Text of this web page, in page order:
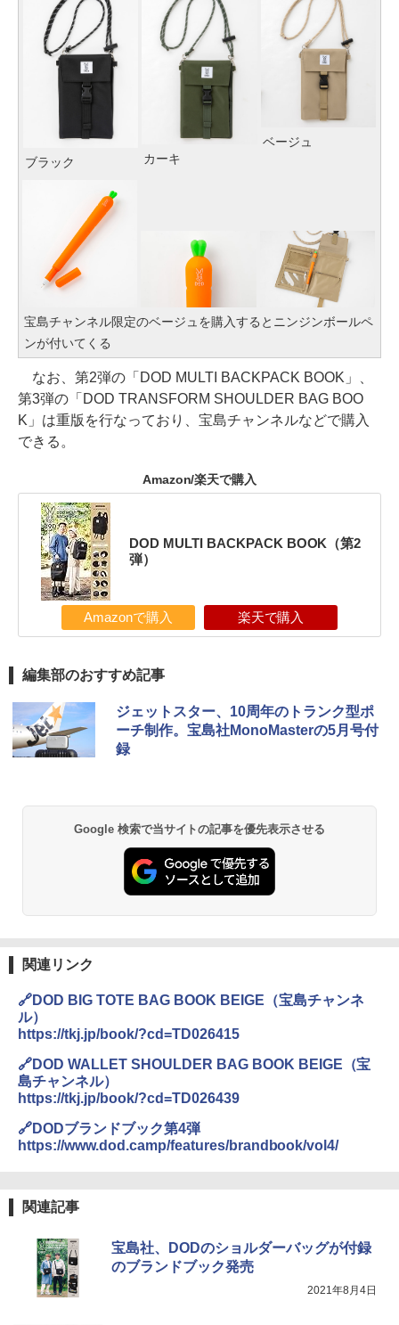
ブラック カーキ
ベージュ
宝島チャンネル限定のベージュを購入するとニンジンボールペ
ンが付いてくる
なお、第2弾の「DOD MULTI BACKPACK BOOK」、
第3弾の「DOD TRANSFORM SHOULDER BAG BOO
K」は重版を行なっており、宝島チャンネルなどで購入
できる。
Amazon/楽天で購入
DOD MULTI BACKPACK BOOK（第2
弾）
Amazonで購入 楽天で購入
編集部のおすすめ記事
ジェットスター、10周年のトランク型ポ
ーチ制作。宝島社MonoMasterの5月号付
録
Google 検索で当サイトの記事を優先表示させる
関連リンク
🔗DOD BIG TOTE BAG BOOK BEIGE（宝島チャンネ
ル）
https://tkj.jp/book/?cd=TD026415
🔗DOD WALLET SHOULDER BAG BOOK BEIGE（宝
島チャンネル）
https://tkj.jp/book/?cd=TD026439
🔗DODブランドブック第4弾
https://www.dod.camp/features/brandbook/vol4/
関連記事
宝島社、DODのショルダーバッグが付録
のブランドブック発売
2021年8月4日